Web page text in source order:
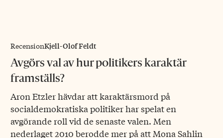
RecensionKjell-Olof Feldt
Avgörs val av hur politikers karaktär
framställs?
Aron Etzler hävdar att karaktärsmord på
socialdemokratiska politiker har spelat en
avgörande roll vid de senaste valen. Men
nederlaget 2010 berodde mer på att Mona Sahlin